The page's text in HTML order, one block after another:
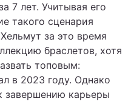
7 лет. Учитывая его
такого сценария
за это время
браслетов, хотя
топовым:
в 2023 году. Однако
завершению карьеры